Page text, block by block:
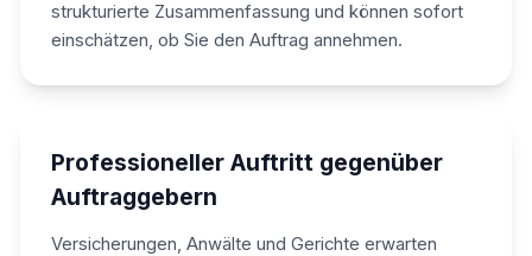
strukturierte Zusammenfassung und können sofort
einschätzen, ob Sie den Auftrag annehmen.
Professioneller Auftritt gegenüber
Auftraggebern
Versicherungen, Anwälte und Gerichte erwarten